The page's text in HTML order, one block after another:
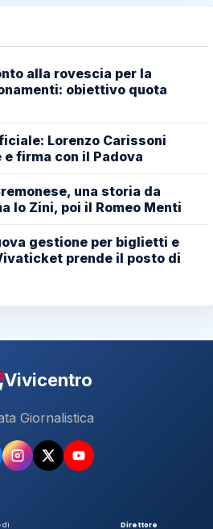
alla rovescia per la
obiettivo quota
Lorenzo Carissoni
e firma con il Padova
una storia da
lo Zini, poi il Romeo Menti
gestione per biglietti e
prende il posto di
Vivicentro
Giornalistica
di
Direttore